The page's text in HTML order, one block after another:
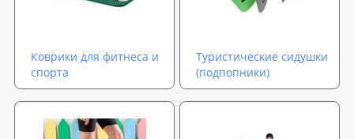
Коврики для фитнеса и
спорта
Туристические сидушки
(подпопники)